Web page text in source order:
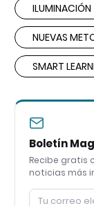
ILUMINACIÓN
NUEVAS
SMART
Boletín
Recibe gratis
noticias más